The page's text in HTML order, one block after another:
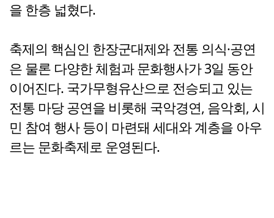
을 한층 넓혔다.
축제의 핵심인 한장군대제와 전통 의식·공연
은 물론 다양한 체험과 문화행사가 3일 동안
이어진다. 국가무형유산으로 전승되고 있는
전통 마당 공연을 비롯해 국악경연, 음악회, 시
민 참여 행사 등이 마련돼 세대와 계층을 아우
르는 문화축제로 운영된다.